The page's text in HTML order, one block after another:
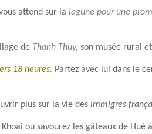
attend sur la lagune pour une
de Thanh Thuy, son musée rural
18 heures. Partez avec lui dans le
plus sur la vie des immigrés
ou savourez les gâteaux de